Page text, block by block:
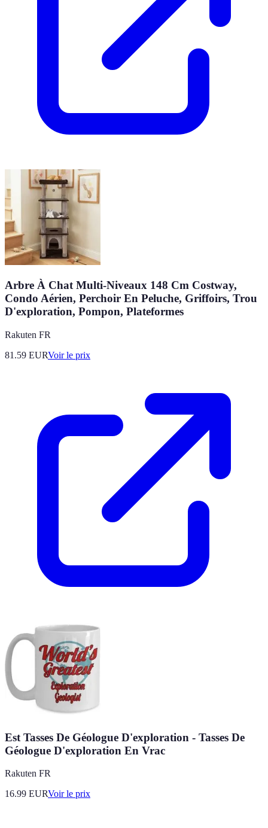
Arbre À Chat Multi-Niveaux 148 Cm Costway,
Condo Aérien, Perchoir En Peluche, Griffoirs, Trou
D'exploration, Pompon, Plateformes
Rakuten FR
81.59 EURVoir le prix
Est Tasses De Géologue D'exploration - Tasses De
Géologue D'exploration En Vrac
Rakuten FR
16.99 EURVoir le prix